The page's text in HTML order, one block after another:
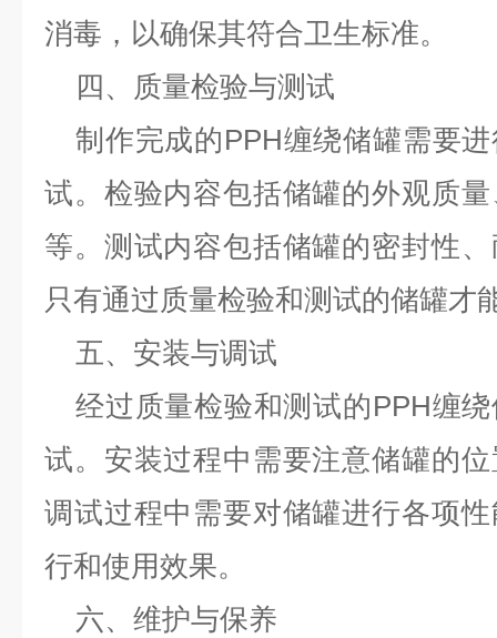
消毒，以确保其符合卫生标准。
四、质量检验与测试
制作完成的PPH缠绕储罐需要
试。检验内容包括储罐的外观质
等。测试内容包括储罐的密封性
只有通过质量检验和测试的储罐才
五、安装与调试
经过质量检验和测试的PPH缠
试。安装过程中需要注意储罐的
调试过程中需要对储罐进行各项
行和使用效果。
六、维护与保养